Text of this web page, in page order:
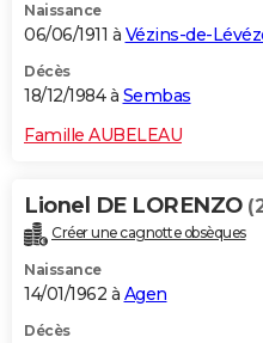
Naissance
06/06/1911 à Vézins-de-
Décès
18/12/1984 à Sembas
Famille AUBELEAU
Lionel DE LORENZO
Créer une cagnotte obsèques
Naissance
14/01/1962 à Agen
Décès